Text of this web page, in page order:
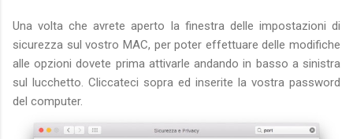
Una volta che avrete aperto la finestra delle impostazioni di
sicurezza sul vostro MAC, per poter effettuare delle modifiche
alle opzioni dovete prima attivarle andando in basso a sinistra
sul lucchetto. Cliccateci sopra ed inserite la vostra password
del computer.